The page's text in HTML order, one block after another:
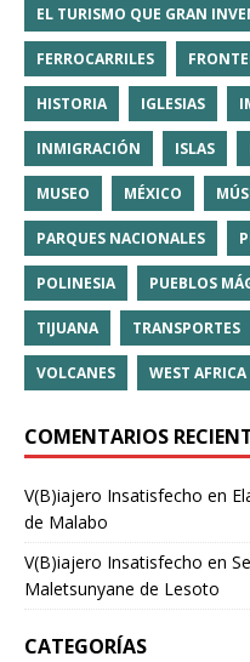
EL TURISMO QUE GRAN
FERROCARRILES
HISTORIA IGLESIAS
INMIGRACIÓN ISLAS
MUSEO MÉXICO
PARQUES NACIONALES
POLINESIA PUEBLOS
TIJUANA TRANSPORTES
VOLCANES WEST AFRICA
COMENTARIOS
V(B)iajero Insatisfecho en
de Malabo
V(B)iajero Insatisfecho en
Maletsunyane de Lesoto
CATEGORÍAS